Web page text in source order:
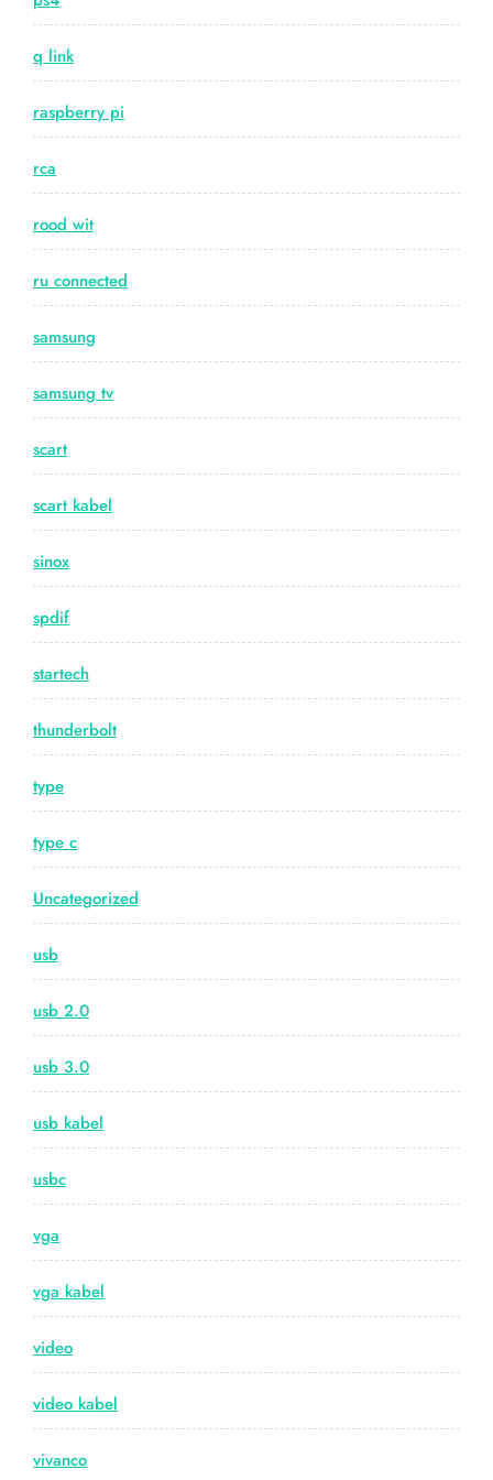
q link
raspberry pi
rca
rood wit
ru connected
samsung
samsung tv
scart
scart kabel
sinox
spdif
startech
thunderbolt
type
type c
Uncategorized
usb
usb 2.0
usb 3.0
usb kabel
usbc
vga
vga kabel
video
video kabel
vivanco